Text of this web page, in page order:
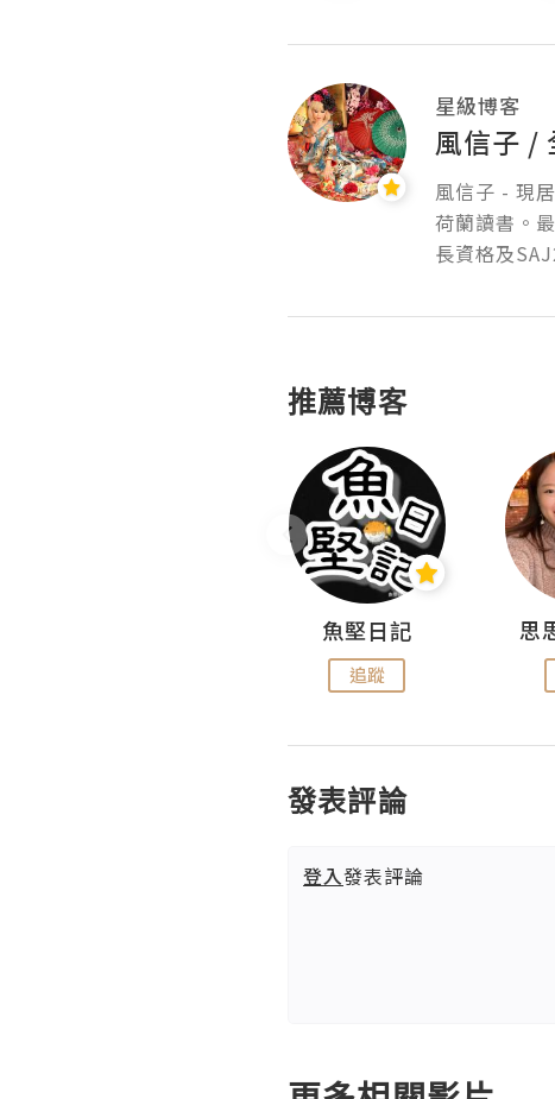
星級博客
風信子 /
風信子 - 現
荷蘭讀書。
長資格及
推薦博客
魚堅日記
追蹤
發表評論
登入發表評論